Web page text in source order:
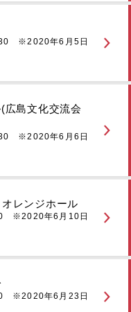
※2020年6月5日
広島文化交流会
※2020年6月6日
レンジホール
※2020年6月10日
※2020年6月23日